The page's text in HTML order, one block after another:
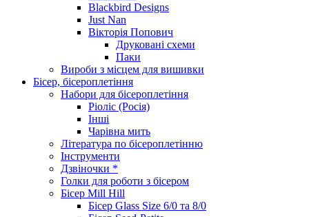
Blackbird Designs
Just Nan
Вікторія Попович
Друковані схеми
Паки
Вироби з місцем для вишивки
Бісер, бісероплетіння
Набори для бісероплетіння
Ріоліс (Росія)
Інші
Чарівна мить
Література по бісероплетінню
Інструменти
Дзвіночки *
Голки для роботи з бісером
Бісер Mill Hill
Бісер Glass Size 6/0 та 8/0